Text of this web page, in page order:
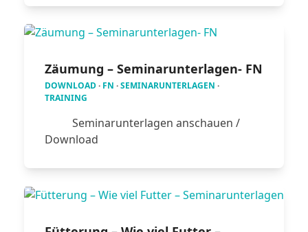
Zäumung – Seminarunterlagen- FN
DOWNLOAD· FN ·SEMINARUNTERLAGEN ·
TRAINING
Seminarunterlagen anschauen /
Download